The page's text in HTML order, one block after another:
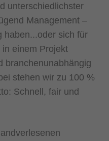
unterschiedlichster
Management –
haben...oder sich für
einem Projekt
branchenunabhängig
stehen wir zu 100 %
Schnell, fair und